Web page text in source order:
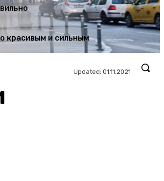
красивым и сильным
Updated: 01.11.2021